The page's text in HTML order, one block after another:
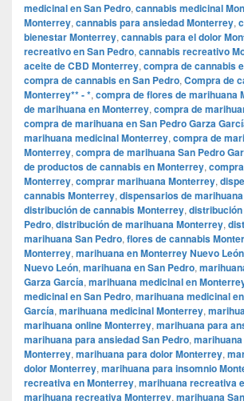
medicinal en San Pedro, cannabis medicinal
Monterrey, cannabis para ansiedad Monterrey,
bienestar Monterrey, cannabis para el dolor
recreativo en San Pedro, cannabis recreativo
aceite de CBD Monterrey, compra de cannabis
compra de cannabis en San Pedro, Compra de
Monterrey** - *, compra de flores de marihuana
de marihuana en Monterrey, compra de
compra de marihuana en San Pedro Garza
marihuana medicinal Monterrey, compra de
Monterrey, compra de marihuana San Pedro
de productos de cannabis en Monterrey,
Monterrey, comprar marihuana Monterrey,
cannabis Monterrey, dispensarios de
distribución de cannabis Monterrey,
Pedro, distribución de marihuana Monterrey,
marihuana San Pedro, flores de cannabis
Monterrey, marihuana en Monterrey Nuevo León
Nuevo León, marihuana en San Pedro,
Garza García, marihuana medicinal en
medicinal en San Pedro, marihuana medicinal
García, marihuana medicinal Monterrey,
marihuana online Monterrey, marihuana para
marihuana para ansiedad San Pedro,
Monterrey, marihuana para dolor Monterrey,
dolor Monterrey, marihuana para insomnio
recreativa en Monterrey, marihuana recreativa
marihuana recreativa Monterrey, marihuana